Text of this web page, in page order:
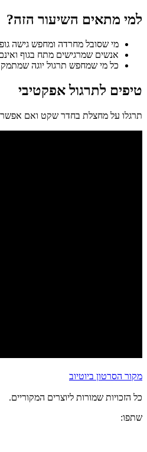
למי מתאים השיעור הזה?
מי שסובל מחרדה ומחפש גישה
אנשים שמרגישים מתח בגוף
כל מי שמחפש תרגול יוגה
טיפים לתרגול אפקטיבי
תרגלו על מחצלת בחדר שקט ואם אפשר
מקור הסרטון ביוטיוב
כל הזכויות שמורות ליוצרים המקוריים.
שתפו: